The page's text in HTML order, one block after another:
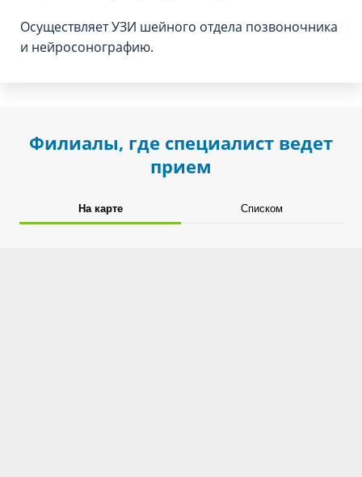
Осуществляет УЗИ шейного отдела позвоночника
и нейросонографию.
Филиалы, где специалист ведет
прием
На карте Списком